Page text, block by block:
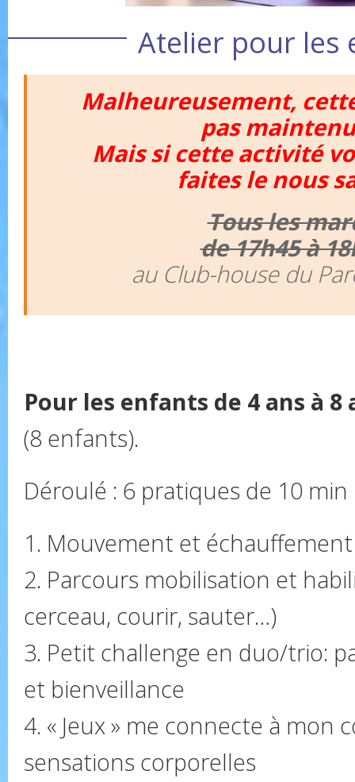
Atelier pour les
Malheureusement,
pas
Mais si cette activité
faites le nous
Tous les
de 17h45 à
au Club-house du
Pour les enfants de 4 ans à 8
(8 enfants).
Déroulé : 6 pratiques de 10 min
1. Mouvement et
2. Parcours mobilisation et
cerceau, courir, sauter…)
3. Petit challenge en duo/trio:
et bienveillance
4. « Jeux » me connecte à mon
sensations corporelles